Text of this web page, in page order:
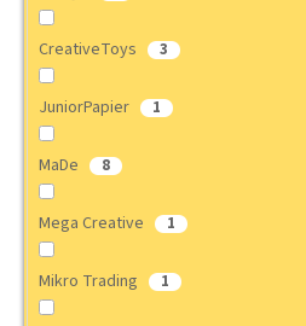
CreativeToys 3
JuniorPapier 1
MaDe 8
Mega Creative 1
Mikro Trading 1
a
?
HLEDAT